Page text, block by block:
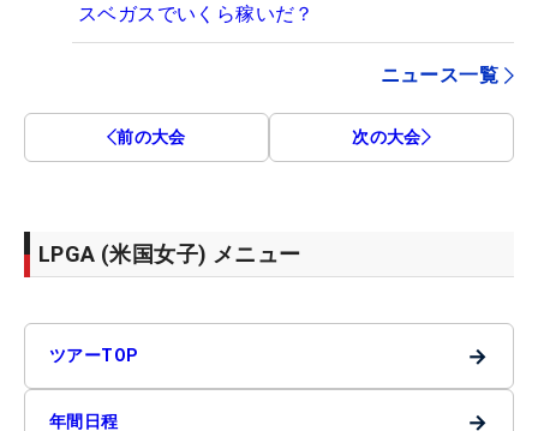
スベガスでいくら稼いだ？
ニュース一覧
前の大会 次の大会
LPGA (米国女子) メニュー
ツアーTOP →
年間日程 →